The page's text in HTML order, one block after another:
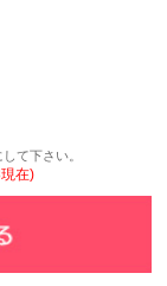
て下さい。
在)